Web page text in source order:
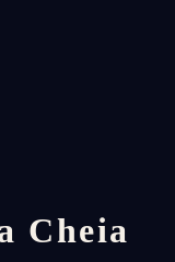
Cheia